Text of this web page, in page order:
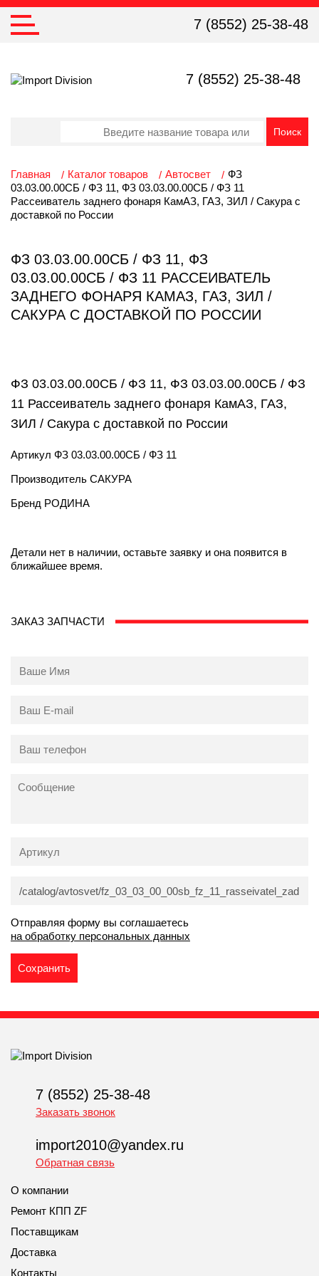
7 (8552) 25-38-48
7 (8552) 25-38-48
Главная Каталог товаров Автосвет
ФЗ
03.03.00.00СБ / ФЗ 11, ФЗ 03.03.00.00СБ / ФЗ 11
Рассеиватель заднего фонаря КамАЗ, ГАЗ, ЗИЛ / Сакура с
доставкой по России
ФЗ 03.03.00.00СБ / ФЗ 11, ФЗ
03.03.00.00СБ / ФЗ 11 РАССЕИВАТЕЛЬ
ЗАДНЕГО ФОНАРЯ КАМАЗ, ГАЗ, ЗИЛ /
САКУРА С ДОСТАВКОЙ ПО РОССИИ
ФЗ 03.03.00.00СБ / ФЗ 11, ФЗ 03.03.00.00СБ / ФЗ
11 Рассеиватель заднего фонаря КамАЗ, ГАЗ,
ЗИЛ / Сакура с доставкой по России
Артикул ФЗ 03.03.00.00СБ / ФЗ 11
Производитель САКУРА
Бренд РОДИНА
Детали нет в наличии, оставьте заявку и она появится в
ближайшее время.
ЗАКАЗ ЗАПЧАСТИ
Отправляя форму вы соглашаетесь
на обработку персональных данных
7 (8552) 25-38-48
Заказать звонок
import2010@yandex.ru
Обратная связь
О компании
Ремонт КПП ZF
Поставщикам
Доставка
Контакты